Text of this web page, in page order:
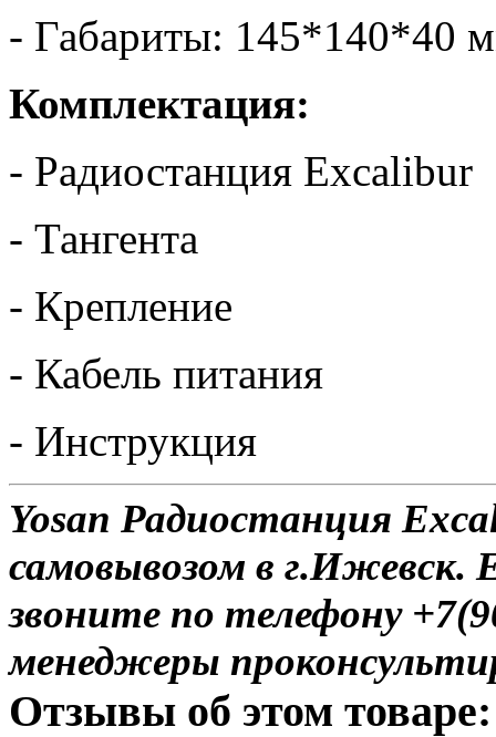
- Габариты: 145*140*40
Комплектация:
- Радиостанция Excalibur
- Тангента
- Крепление
- Кабель питания
- Инструкция
Yosan Радиостанция
самовывозом в г.Ижевск.
звоните по телефону
менеджеры
Отзывы об этом товаре: